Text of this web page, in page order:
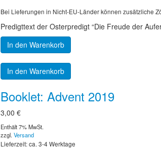
Bei Lieferungen in Nicht-EU-Länder können zusätzliche
Predigttext der Osterpredigt “Die Freude der
In den Warenkorb
In den Warenkorb
Booklet: Advent 2019
3,00 €
Enthält 7% MwSt.
zzgl.Versand
Lieferzeit: ca. 3-4 Werktage